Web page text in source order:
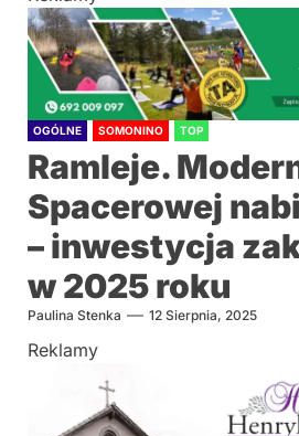
OGÓLNE SOMONINO TOP
Ramleje.
Spacerowej
– inwestycja
w 2025 roku
Paulina Stenka 12 Sierpnia, 2025
Reklamy